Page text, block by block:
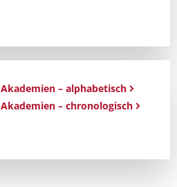
– alphabetisch
– chronologisch